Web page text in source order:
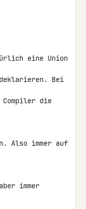
eine Union
Bei
die
Also immer auf
immer